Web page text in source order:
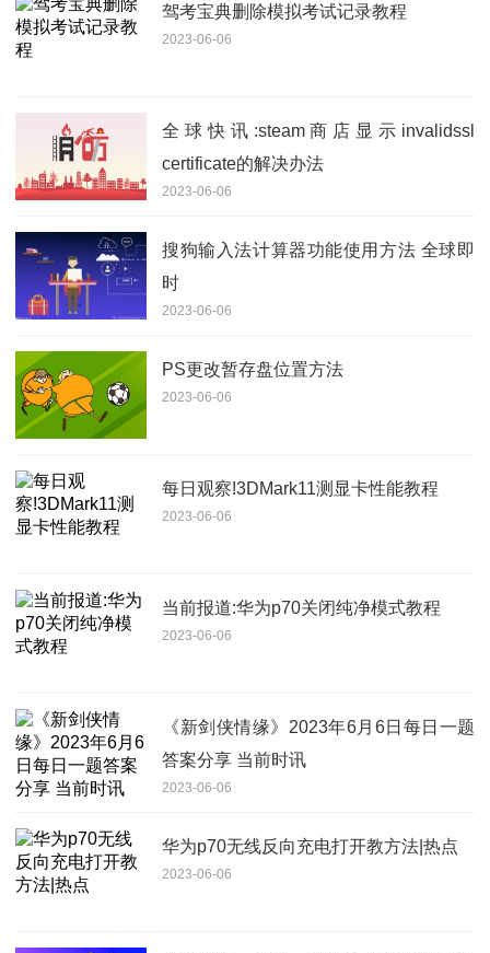
驾考宝典删除模拟考试记录教程
2023-06-06
全球快讯:steam商店显示invalidssl
certificate的解决办法
2023-06-06
搜狗输入法计算器功能使用方法 全球即
时
2023-06-06
PS更改暂存盘位置方法
2023-06-06
每日观察!3DMark11测显卡性能教程
2023-06-06
当前报道:华为p70关闭纯净模式教程
2023-06-06
《新剑侠情缘》2023年6月6日每日一题
答案分享 当前时讯
2023-06-06
华为p70无线反向充电打开教方法|热点
2023-06-06